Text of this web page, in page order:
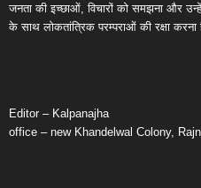
जनता की इच्छाओं, विचारों को समझना और
के साथ लोकतांत्रिक परम्पराओं की रक्षा करना
Editor – Kalpanajha
office – new Khandelwal Colony,